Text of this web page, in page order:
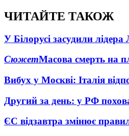
ЧИТАЙТЕ ТАКОЖ
У Білорусі засудили
СюжетМасова смерть на
Вибух у Москві: Італія
Другий за день: у РФ
ЄС відзавтра змінює